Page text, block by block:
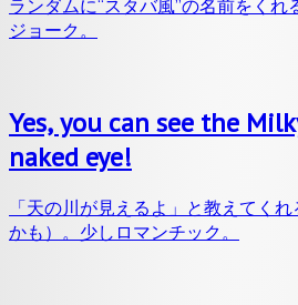
ランダムに“スタバ風”の名前をく
ジョーク。
Yes, you can see the
naked eye!
「天の川が見えるよ」と教えてく
かも）。少しロマンチック。